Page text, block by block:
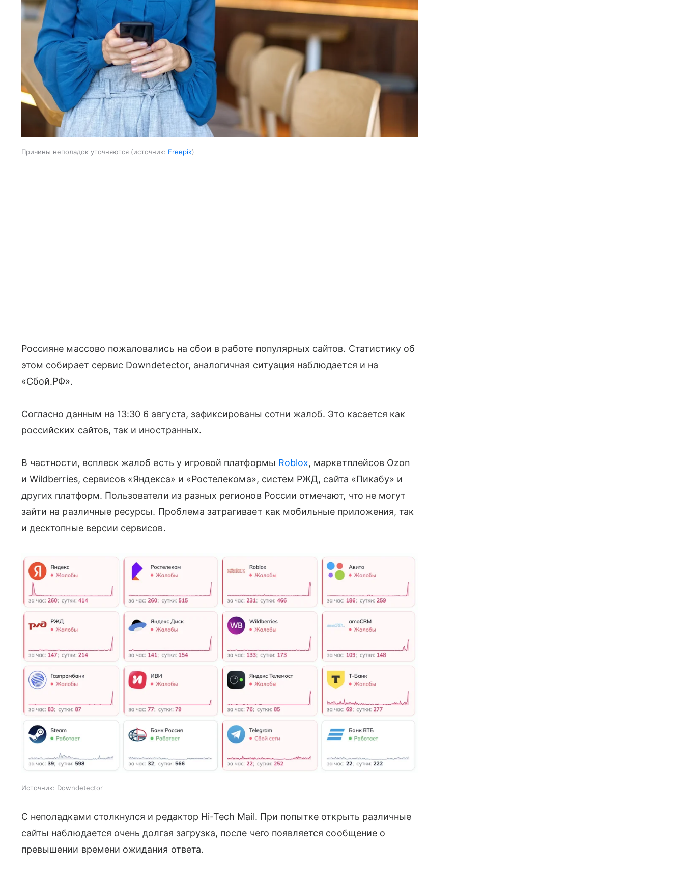
Причины неполадок уточняются источник: Freepik
Россияне массово пожаловались на сбои в работе популярных сайтов. Статистику об
этом собирает сервис Downdetector, аналогичная ситуация наблюдается и на
«Сбой.РФ».
Согласно данным на 13:30 6 августа, зафиксированы сотни жалоб. Это касается как
российских сайтов, так и иностранных.
В частности, всплеск жалоб есть у игровой платформы Roblox, маркетплейсов Ozon
и Wildberries, сервисов «Яндекса» и «Ростелекома», систем РЖД, сайта «Пикабу» и
других платформ. Пользователи из разных регионов России отмечают, что не могут
зайти на различные ресурсы. Проблема затрагивает как мобильные приложения, так
и десктопные версии сервисов.
Источник: Downdetector
С неполадками столкнулся и редактор Hi-Tech Mail. При попытке открыть различные
сайты наблюдается очень долгая загрузка, после чего появляется сообщение о
превышении времени ожидания ответа.